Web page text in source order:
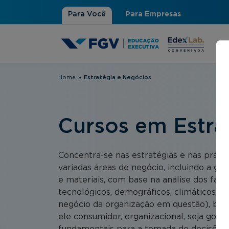
Para Você Para Empresas
Você está aqui
Home » Estratégia e Negócios
Cursos em
Concentra-se nas estratégias e nas
variadas áreas de negócio, incluindo a
e materiais, com base na análise dos
tecnológicos, demográficos, climáticos) e
negócio da organização em questão),
ele consumidor, organizacional, seja